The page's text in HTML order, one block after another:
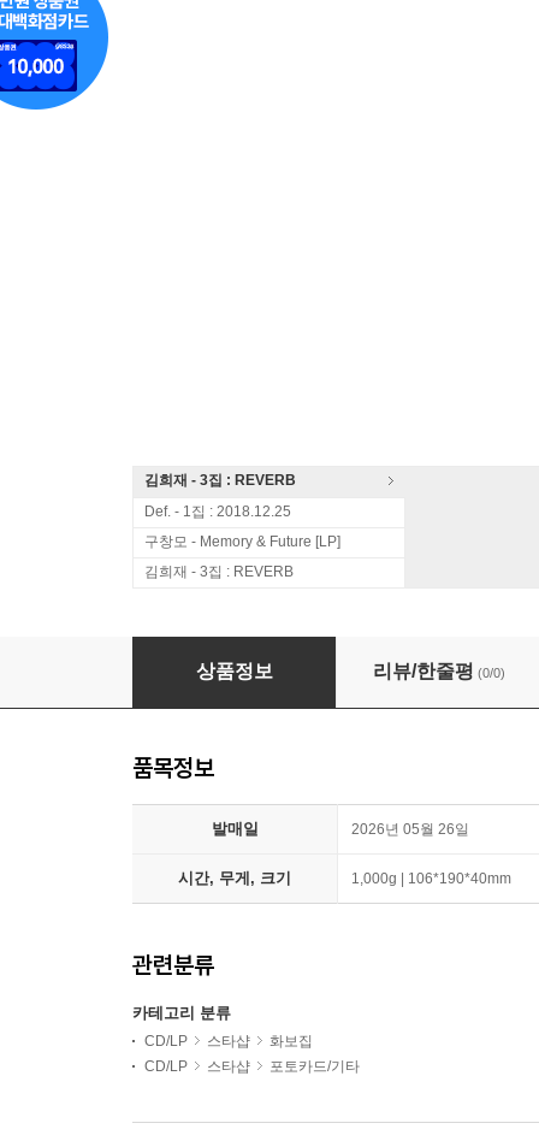
김희재 - 3집 : REVERB
Def. - 1집 : 2018.12.25
구창모 - Memory & Future [LP]
김희재 - 3집 : REVERB
엔하이픈 (ENHYPEN) - [ENHYPEN
상품정보 리뷰/한줄평 (0/0)
품목정보
발매일 2026년 05월 26일
시간, 무게, 크기 1,000g | 106*190*40mm
관련분류
카테고리 분류
CD/LP 스타샵
화보집
CD/LP
스타샵 포토카드/기타